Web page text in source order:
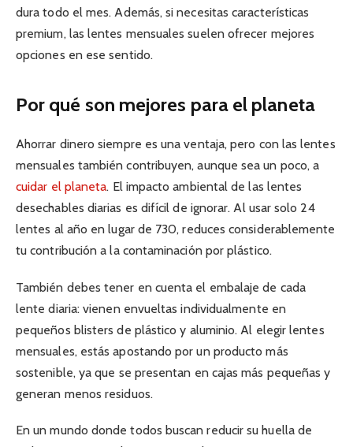
dura todo el mes. Además, si necesitas características
premium, las lentes mensuales suelen ofrecer mejores
opciones en ese sentido.
Por qué son mejores para el planeta
Ahorrar dinero siempre es una ventaja, pero con las lentes
mensuales también contribuyen, aunque sea un poco, a
cuidar el planeta. El impacto ambiental de las lentes
desechables diarias es difícil de ignorar. Al usar solo 24
lentes al año en lugar de 730, reduces considerablemente
tu contribución a la contaminación por plástico.
También debes tener en cuenta el embalaje de cada
lente diaria: vienen envueltas individualmente en
pequeños blisters de plástico y aluminio. Al elegir lentes
mensuales, estás apostando por un producto más
sostenible, ya que se presentan en cajas más pequeñas y
generan menos residuos.
En un mundo donde todos buscan reducir su huella de